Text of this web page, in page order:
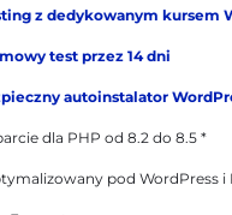
z dedykowanym kursem
test przez 14 dni
autoinstalator
dla PHP od 8.2 do 8.5 *
pod WordPress i